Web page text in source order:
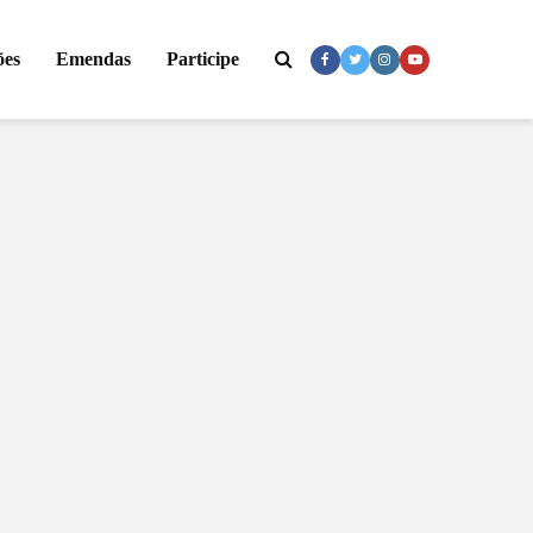
Emendas Participe